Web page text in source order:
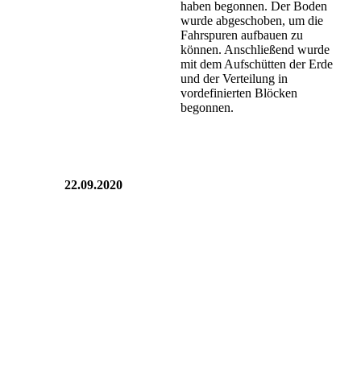
haben begonnen. Der Boden
wurde abgeschoben, um die
Fahrspuren aufbauen zu
können. Anschließend wurde
mit dem Aufschütten der Erde
und der Verteilung in
vordefinierten Blöcken
begonnen.
22.09.2020